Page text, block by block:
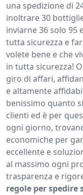
una spedizione di
inoltrare 30
inviarne 36 solo 95
tutta sicurezza e
volete bene e che
in tutta sicurezza!
giro di affari,
e altamente
benissimo quanto
clienti ed è per
ogni giorno,
economiche per
eccellente e
al massimo ogni
trasparenza e
regole per spedire